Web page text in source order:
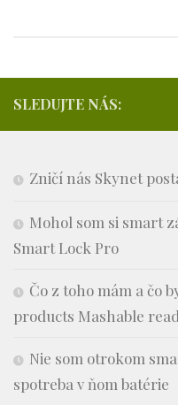
SLEDUJTE NÁS:
Zničí nás Skynet
Mohol som si smart
Smart Lock Pro
Čo z toho mám a čo
products Mashable
Nie som otrokom
spotreba v ňom batérie